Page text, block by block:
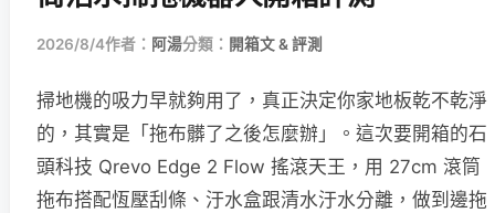
2026/8/4作者： 阿湯分類： 開箱文 & 評測
掃地機的吸力早就夠用了，真正決定你家地板乾不乾淨
的，其實是「拖布髒了之後怎麼辦」。這次要開箱的石
頭科技 Qrevo Edge 2 Flow 搖滾天王，用 27cm 滾筒
拖布搭配恆壓刮條、汙水盒跟清水汙水分離，做到邊拖